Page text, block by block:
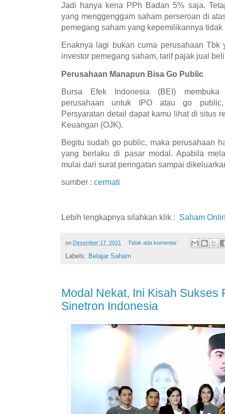
Jadi hanya kena PPh Badan 5% saja.
yang menggenggam saham perseroan di
pemegang saham yang kepemilikannya tidak
Enaknya lagi bukan cuma perusahaan
investor pemegang saham, tarif pajak jual
Perusahaan Manapun Bisa Go Public
Bursa Efek Indonesia (BEI) membuka
perusahaan untuk IPO atau go
Persyaratan detail dapat kamu lihat di situs
Keuangan (OJK).
Begitu sudah go public, maka perusahaan
yang berlaku di pasar modal. Apabila
mulai dari surat peringatan sampai
sumber : cermati
Lebih lengkapnya silahkan klik : Saham
on Desember 17, 2021 Tidak ada komentar:
Labels: Belajar Saham
Modal Nekat, Ini Kisah Sukses
Sinetron Indonesia